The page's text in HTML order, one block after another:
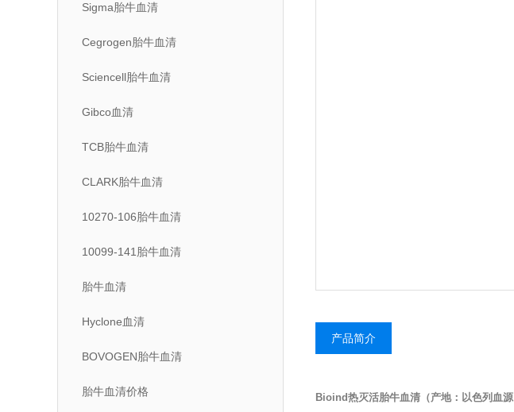
Sigma胎牛血清
Cegrogen胎牛血清
Sciencell胎牛血清
Gibco血清
TCB胎牛血清
CLARK胎牛血清
10270-106胎牛血清
10099-141胎牛血清
胎牛血清
Hyclone血清
BOVOGEN胎牛血清
胎牛血清价格
产品简介
Bioind热灭活胎牛血清（产地：以色列血源